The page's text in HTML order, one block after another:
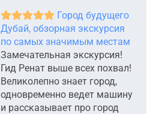
Город будущего
Дубай, обзорная экскурсия
по самых значимым местам
Замечательная экскурсия!
Гид Ренат выше всех похвал!
Великолепно знает город,
одновременно ведет машину
и рассказывает про город